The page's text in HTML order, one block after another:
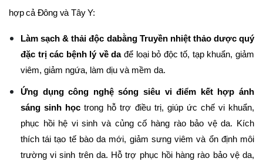
hợp cả Đông và Tây Y:
Làm sạch & thải độc dabằng Truyền nhiệt thảo dược quý
đặc trị các bệnh lý về dađể loại bỏ độc tố, tạp khuẩn, giảm
viêm, giảm ngứa, làm dịu và mềm da.
Ứng dụng công nghệ sóng siêu vi điểm kết hợp ánh
sáng sinh họctrong hỗ trợ điều trị, giúp ức chế vi khuẩn,
phục hồi hệ vi sinh và củng cố hàng rào bảo vệ da. Kích
thích tái tạo tế bào da mới, giảm sưng viêm và ổn định môi
trường vi sinh trên da. Hỗ trợ phục hồi hàng rào bảo vệ da,